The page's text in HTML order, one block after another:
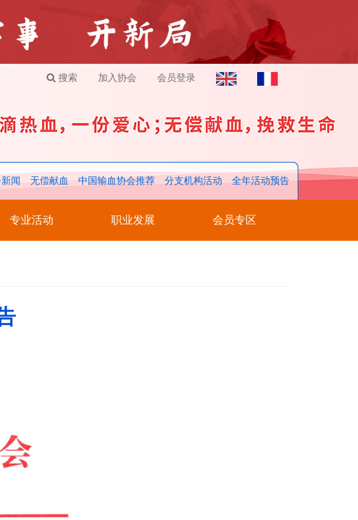
搜索 加入协会 会员登录
闻 无偿献血 中国输血协会推荐 分支机构活动 全年活动预告
专业活动 职业发展 会员专区